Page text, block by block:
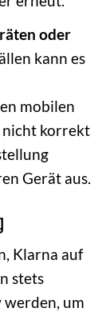
oder
kann es
mobilen
nicht korrekt
Gerät aus.
Klarna auf
stets
um